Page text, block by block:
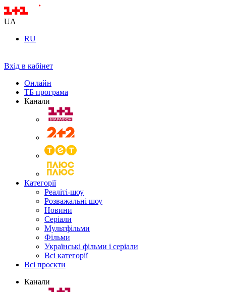
UA
RU
Вхід в кабінет
Онлайн
ТБ програма
Канали
Категорії
Реаліті-шоу
Розважальні шоу
Новини
Серіали
Мультфільми
Фільми
Українські фільми і серіали
Всі категорії
Всі проєкти
Канали